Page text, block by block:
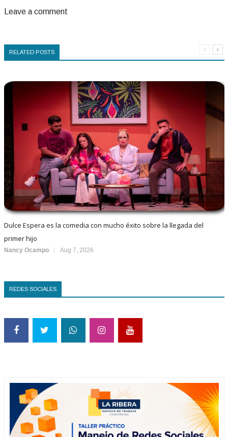
Leave a comment
RELATED POSTS
Dulce Espera es la comedia con mucho éxito sobre la llegada del
primer hijo
Nancy Ocampo Aug 7, 2026
REDES SOCIALES